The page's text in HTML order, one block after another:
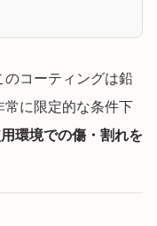
コーティングは鉛
に限定的な条件下
環境での傷・割れを